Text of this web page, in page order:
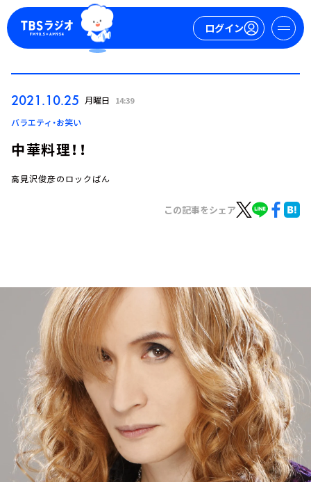
ログイン
ログイン
トピックス
TBS Podcast
お知らせ
イベント・グッズ
YouTube
会社情報
2021.10.25 月曜日 14:39
バラエティ・お笑い
中華料理！！
高見沢俊彦のロックばん
この記事をシェア